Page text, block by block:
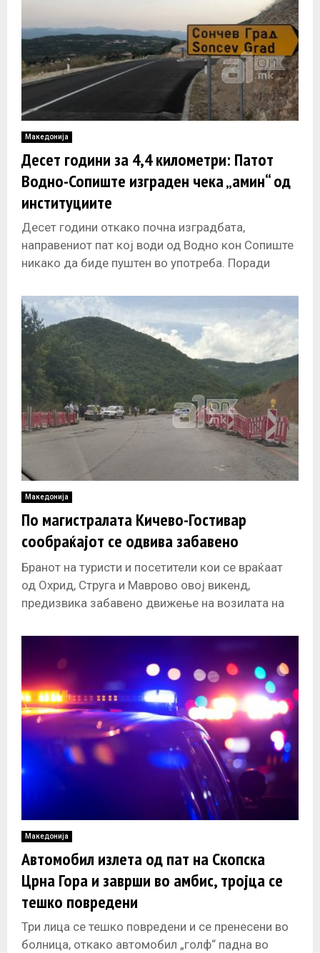
Македонија
Десет години за 4,4 километри: Патот
Водно-Сопиште изграден чека „амин“ од
институциите
Десет години откако почна изградбата,
направениот пат кој води од Водно кон Сопиште
никако да биде пуштен во употреба. Поради
Македонија
По магистралата Кичево-Гостивар
сообраќајот се одвива забавено
Бранот на туристи и посетители кои се враќаат
од Охрид, Струга и Маврово овој викенд,
предизвика забавено движење на возилата на
Македонија
Автомобил излета од пат на Скопска
Црна Гора и заврши во амбис, тројца се
тешко повредени
Три лица се тешко повредени и се пренесени во
болница, откако автомобил „голф“ падна во